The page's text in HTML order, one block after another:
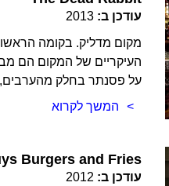
עודכן ב: 2013
מקום מדליק. בקומה
העיקריים של המקום הם
על פסנתר בחלק מהערבים,
המשך לקרוא
Burgers and Fries
עודכן ב: 2012